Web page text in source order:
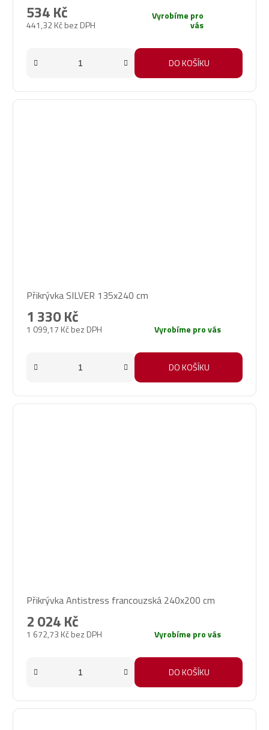
441,32 Kč bez DPH
534 Kč Vyrobíme pro
vás
DO KOŠÍKU
Přikrývka SILVER 135x240 cm
1 099,17 Kč bez DPH
1 330 Kč
Vyrobíme pro vás
DO KOŠÍKU
Přikrývka Antistress francouzská 240x200 cm
1 672,73 Kč bez DPH
2 024 Kč
Vyrobíme pro vás
DO KOŠÍKU